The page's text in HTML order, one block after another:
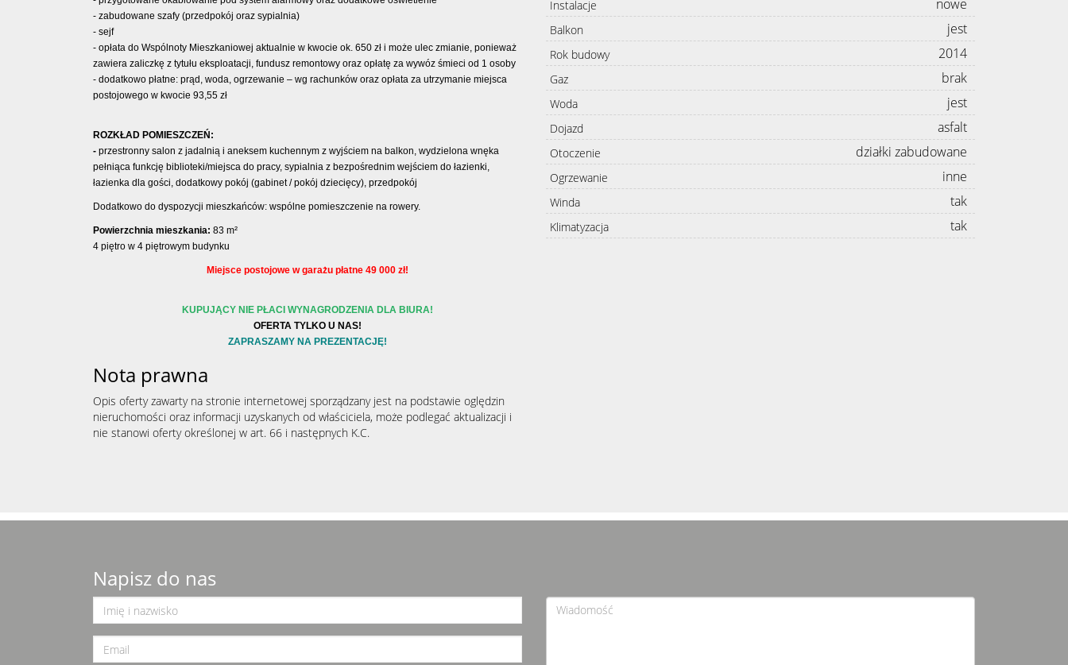
- zabudowane szafy (przedpokój oraz sypialnia)
- sejf
- opłata do Wspólnoty Mieszkaniowej aktualnie w kwocie ok. 650 zł i może ulec zmianie, ponieważ
zawiera zaliczkę z tytułu eksploatacji, fundusz remontowy oraz opłatę za wywóz śmieci od 1 osoby
- dodatkowo płatne: prąd, woda, ogrzewanie – wg rachunków oraz opłata za utrzymanie miejsca
postojowego w kwocie 93,55 zł
ROZKŁAD POMIESZCZEŃ:
- przestronny salon z jadalnią i aneksem kuchennym z wyjściem na balkon, wydzielona wnęka
pełniąca funkcję biblioteki/miejsca do pracy, sypialnia z bezpośrednim wejściem do łazienki,
łazienka dla gości, dodatkowy pokój (gabinet / pokój dziecięcy), przedpokój
Dodatkowo do dyspozycji mieszkańców: wspólne pomieszczenie na rowery.
Powierzchnia mieszkania: 83 m²
4 piętro w 4 piętrowym budynku
Miejsce postojowe w garażu płatne 49 000 zł!
KUPUJĄCY NIE PŁACI WYNAGRODZENIA DLA BIURA!
OFERTA TYLKO U NAS!
ZAPRASZAMY NA PREZENTACJĘ!
Nota prawna
Opis oferty zawarty na stronie internetowej sporządzany jest na podstawie oględzin
nieruchomości oraz informacji uzyskanych od właściciela, może podlegać aktualizacji i
nie stanowi oferty określonej w art. 66 i następnych K.C.
Instalacje nowe
Balkon jest
Rok budowy 2014
Gaz brak
Woda jest
Dojazd asfalt
Otoczenie działki zabudowane
Ogrzewanie inne
Winda tak
Klimatyzacja tak
Napisz do nas